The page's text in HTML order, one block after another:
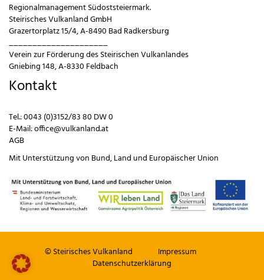
Regionalmanagement Südoststeiermark.
Steirisches Vulkanland GmbH
Grazertorplatz 15/4, A-8490 Bad Radkersburg
_____________________
Verein zur Förderung des Steirischen Vulkanlandes
Gniebing 148, A-8330 Feldbach
Kontakt
Tel.:0043 (0)3152/83 80 DW 0
E-Mail:office@vulkanland.at
AGB
Mit Unterstützung von Bund,Land und Europäischer Union
© Steirisches Vulkanland
Impressum
Datenschutzerklärung